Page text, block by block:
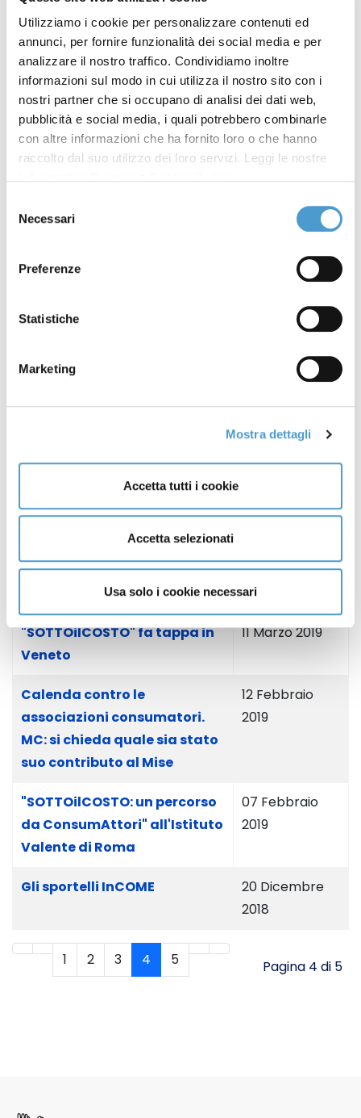
Utilizziamo i cookie per personalizzare contenuti ed
annunci, per fornire funzionalità dei social media e per
analizzare il nostro traffico. Condividiamo inoltre
informazioni sul modo in cui utilizza il nostro sito con i
nostri partner che si occupano di analisi dei dati web,
pubblicità e social media, i quali potrebbero combinarle
con altre informazioni che ha fornito loro o che hanno
raccolto dal suo utilizzo dei loro servizi. Leggi le nostre
delNecessari
Preferenze
Statistiche
Marketing
Mostra dettagli
Accetta tutti i cookie
Accetta selezionati
Usa solo i cookie necessari
Convegno "La nuova tutela
collettiva: azioni di classe e
inibitorie"
08 Luglio 2019
Bonafede al convegno MC -
Federconsumatori su class
05 Luglio 2019
Teatro forum: "Il grande
20 Giugno 2019
06 Maggio 2019
Sviluppo Sostenibile 2019
Festival dello Sviluppo
02 Maggio 2019
Class action: il parere MC 03 Aprile 2019
"SOTTOilCOSTO" in Sicilia 01 Aprile 2019
Movimento Consumatori in
Europa con European
Consumer Union
"SOTTOilCOSTO" fa tappa in
Veneto
11 Marzo 2019
Calenda contro le
associazioni consumatori.
MC: si chieda quale sia stato
suo contributo al Mise
12 Febbraio
2019
"SOTTOilCOSTO: un percorso
da ConsumAttori" all'Istituto
Valente di Roma
07 Febbraio
2019
Gli sportelli InCOME
20 Dicembre
2018
Pagina 4 di 5
1 2 3 4 5